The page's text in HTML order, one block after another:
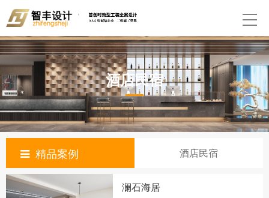
酒店民宿
精品案例 酒店民宿
澜石海居